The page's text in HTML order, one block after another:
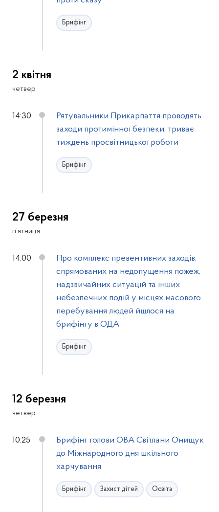
Брифінг
2 квітня
четвер
14:30
Рятувальники Прикарпаття проводять
заходи протимінної безпеки: триває
тиждень просвітницької роботи
Брифінг
27 березня
п’ятниця
14:00
Про комплекс превентивних заходів,
спрямованих на недопущення пожеж,
надзвичайних ситуацій та інших
небезпечних подій у місцях масового
перебування людей йшлося на
брифінгу в ОДА
Брифінг
12 березня
четвер
10:25
Брифінг голови ОВА Світлани Онищук
до Міжнародного дня шкільного
харчування
Брифінг Захист дітей Освіта